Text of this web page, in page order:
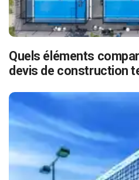
Quels éléments
devis de construction